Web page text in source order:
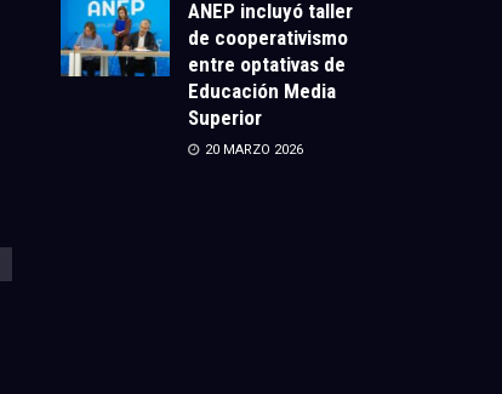
ANEP incluyó taller
de cooperativismo
entre optativas de
Educación Media
Superior
20 MARZO 2026